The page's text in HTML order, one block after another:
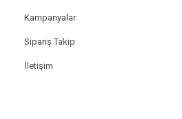
Kampanyalar
Sipariş Takip
İletişim